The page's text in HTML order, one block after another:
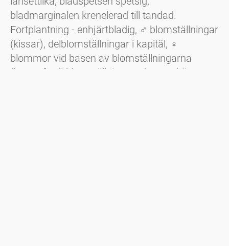
bladmarginalen krenelerad till tandad.
Fortplantning - enhjärtbladig, ♂ blomställningar
(kissar), delblomställningar i kapitäl, ♀
blommor vid basen av blomställningarna
(hermafroditblomställning, endast ett kön